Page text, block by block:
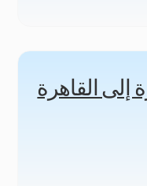
إلى القاهرة